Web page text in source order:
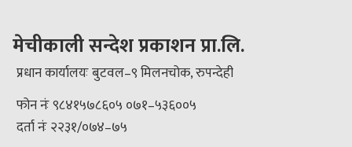
मेचीकाली सन्देश प्रकाशन प्रा.लि.
प्रधान कार्यालयः बुटवल–९ मिलनचोक, रुपन्देही
फोन नंः ९८४१५७८६०५ ०७१–५३६००५
दर्ता नंः २२३१/०७४–७५